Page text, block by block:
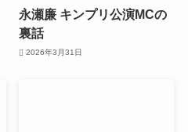
永瀬廉 キンプリ公演MCの
裏話
2026年3月31日